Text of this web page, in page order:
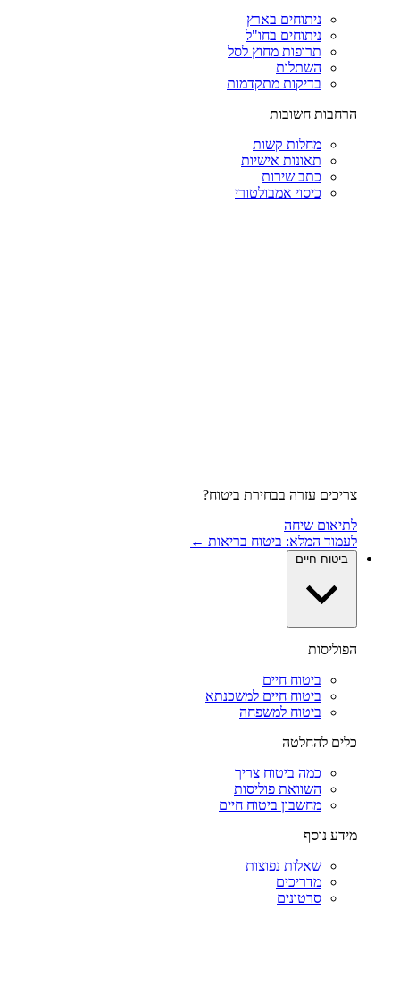
ניתוחים בארץ
ניתוחים בחו"ל
תרופות מחוץ לסל
השתלות
בדיקות מתקדמות
הרחבות חשובות
מחלות קשות
תאונות אישיות
כתב שירות
כיסוי אמבולטורי
צריכים עזרה בבחירת ביטוח?
לתיאום שיחה
לעמוד המלא: ביטוח בריאות ←
ביטוח חיים
הפוליסות
ביטוח חיים
ביטוח חיים למשכנתא
ביטוח למשפחה
כלים להחלטה
כמה ביטוח צריך
השוואת פוליסות
מחשבון ביטוח חיים
מידע נוסף
שאלות נפוצות
מדריכים
סרטונים